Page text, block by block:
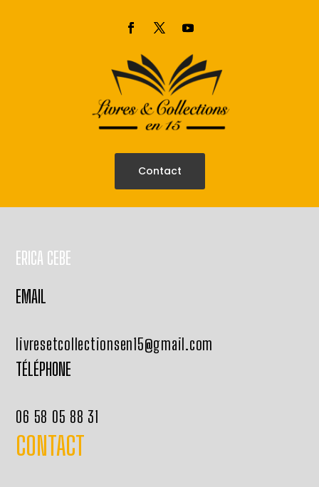
Contact
ERICA CEBE
EMAIL
livresetcollectionsen15@gmail.com
TÉLÉPHONE
06 58 05 88 31
CONTACT